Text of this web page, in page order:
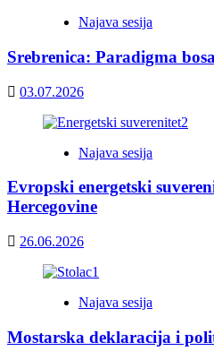
Najava sesija
Srebrenica: Paradigma
03.07.2026
Najava sesija
Evropski energetski
Hercegovine
26.06.2026
Najava sesija
Mostarska deklaracija i